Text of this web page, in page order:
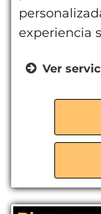
experiencia
Ver
Mini